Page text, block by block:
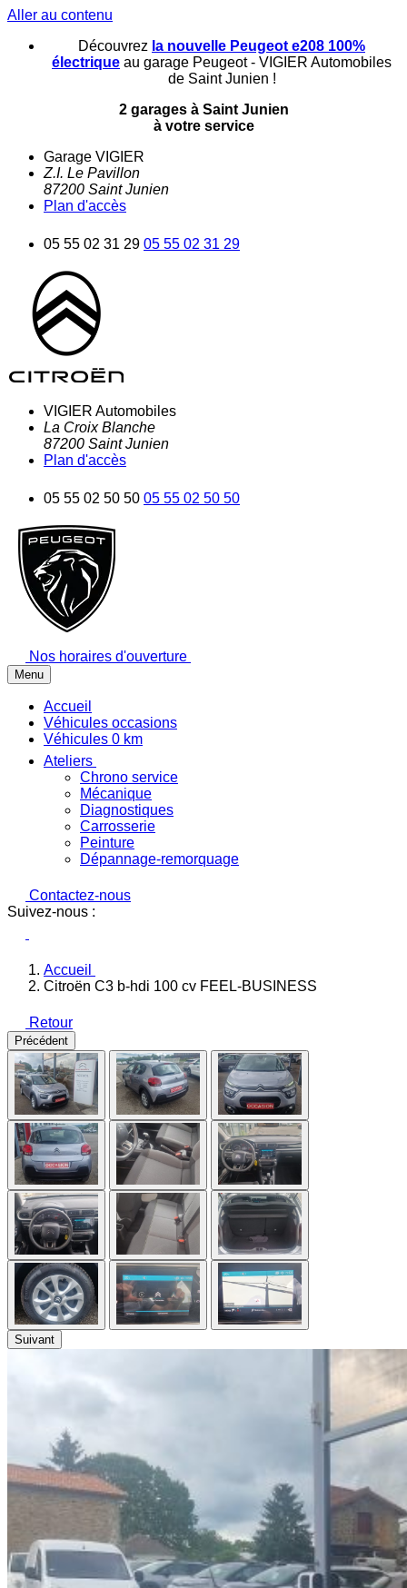
Aller au contenu
Découvrez la nouvelle Peugeot e208 100%
électrique au garage Peugeot - VIGIER Automobiles
de Saint Junien !
2 garages à Saint Junien
à votre service
Garage VIGIER
Z.I. Le Pavillon
87200 Saint Junien
Plan d'accès
05 55 02 31 29 05 55 02 31 29
VIGIER Automobiles
La Croix Blanche
87200 Saint Junien
Plan d'accès
05 55 02 50 50 05 55 02 50 50
Nos horaires d'ouverture
Menu
Accueil
Véhicules occasions
Véhicules 0 km
Ateliers
Chrono service
Mécanique
Diagnostiques
Carrosserie
Peinture
Dépannage-remorquage
Contactez-nous
Suivez-nous :
Accueil
Citroën C3 b-hdi 100 cv FEEL-BUSINESS
Retour
Précédent
Suivant